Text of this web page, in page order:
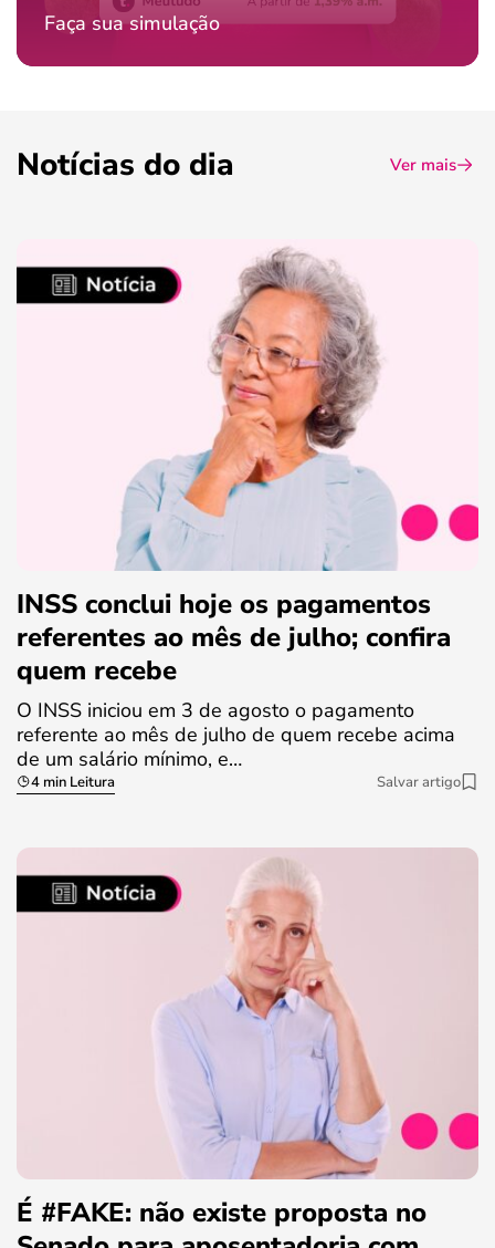
Faça sua simulação
Notícias do dia Ver mais
INSS conclui hoje os pagamentos
referentes ao mês de julho; confira
quem recebe
O INSS iniciou em 3 de agosto o pagamento
referente ao mês de julho de quem recebe acima
de um salário mínimo, e…
4 min Leitura Salvar artigo
É #FAKE: não existe proposta no